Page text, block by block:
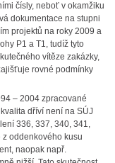
čísly, neboť v okamžiku
dokumentace na stupni
projektů na roky 2009 a
P1 a T1, tudíž tyto
vítěze zakázky,
rovné podmínky
– 2004 zpracované
dříví není na SÚJ
336, 337, 340, 341,
oddenkového kusu
naopak např.